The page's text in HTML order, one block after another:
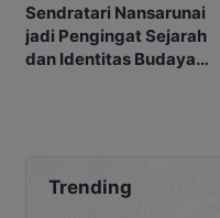
Sendratari Nansarunai
jadi Pengingat Sejarah
dan Identitas Budaya
Trending